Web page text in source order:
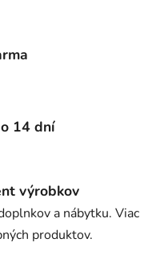
14 dní
výrobkov
a nábytku. Viac
produktov.